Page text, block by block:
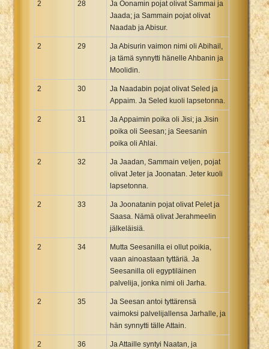
2 28
Ja Oonamin pojat olivat Sammai ja
Jaada; ja Sammain pojat olivat
Naadab ja Abisur.
2 29
Ja Abisurin vaimon nimi oli Abihail,
ja tämä synnytti hänelle Ahbanin ja
Moolidin.
2 30
Ja Naadabin pojat olivat Seled ja
Appaim. Ja Seled kuoli lapsetonna.
2 31
Ja Appaimin poika oli Jisi; ja Jisin
poika oli Seesan; ja Seesanin
poika oli Ahlai.
2 32
Ja Jaadan, Sammain veljen, pojat
olivat Jeter ja Joonatan. Jeter kuoli
lapsetonna.
2 33
Ja Joonatanin pojat olivat Pelet ja
Saasa. Nämä olivat Jerahmeelin
jälkeläisiä.
2 34
Mutta Seesanilla ei ollut poikia,
vaan ainoastaan tyttäriä. Ja
Seesanilla oli egyptiläinen
palvelija, jonka nimi oli Jarha.
2 35
Ja Seesan antoi tyttärensä
vaimoksi palvelijallensa Jarhalle, ja
hän synnytti tälle Attain.
2 36
Ja Attaille syntyi Naatan, ja